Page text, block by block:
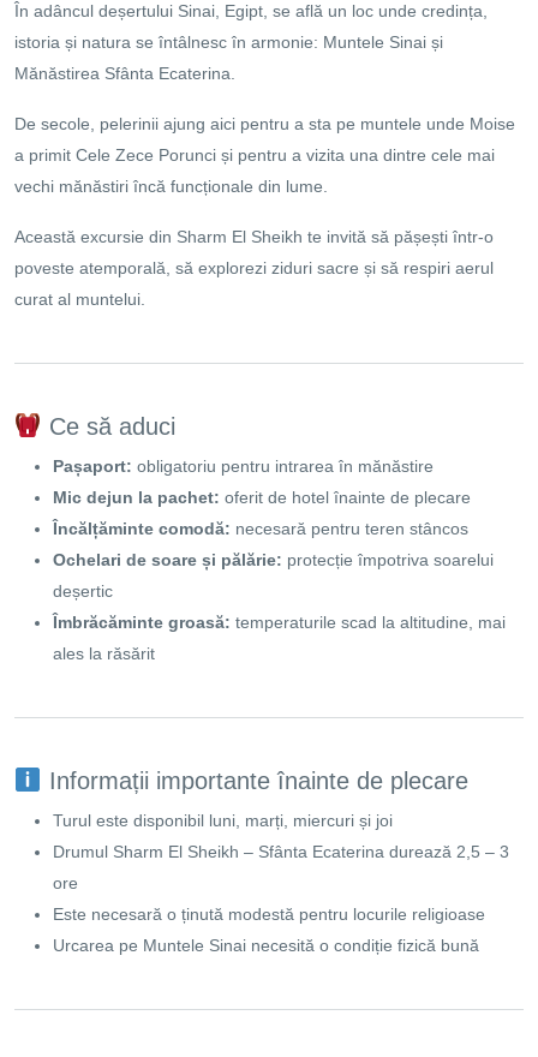
În adâncul deșertului Sinai, Egipt, se află un loc unde credința,
istoria și natura se întâlnesc în armonie: Muntele Sinai și
Mănăstirea Sfânta Ecaterina.
De secole, pelerinii ajung aici pentru a sta pe muntele unde Moise
a primit Cele Zece Porunci și pentru a vizita una dintre cele mai
vechi mănăstiri încă funcționale din lume.
Această excursie din Sharm El Sheikh te invită să pășești într-o
poveste atemporală, să explorezi ziduri sacre și să respiri aerul
curat al muntelui.
Ce să aduci
Pașaport: obligatoriu pentru intrarea în mănăstire
Mic dejun la pachet: oferit de hotel înainte de plecare
Încălțăminte comodă: necesară pentru teren stâncos
Ochelari de soare și pălărie: protecție împotriva soarelui
deșertic
Îmbrăcăminte groasă: temperaturile scad la altitudine, mai
ales la răsărit
Informații importante înainte de plecare
Turul este disponibil luni, marți, miercuri și joi
Drumul Sharm El Sheikh – Sfânta Ecaterina durează 2,5 – 3
ore
Este necesară o ținută modestă pentru locurile religioase
Urcarea pe Muntele Sinai necesită o condiție fizică bună